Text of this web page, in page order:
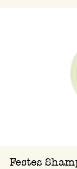
Festes